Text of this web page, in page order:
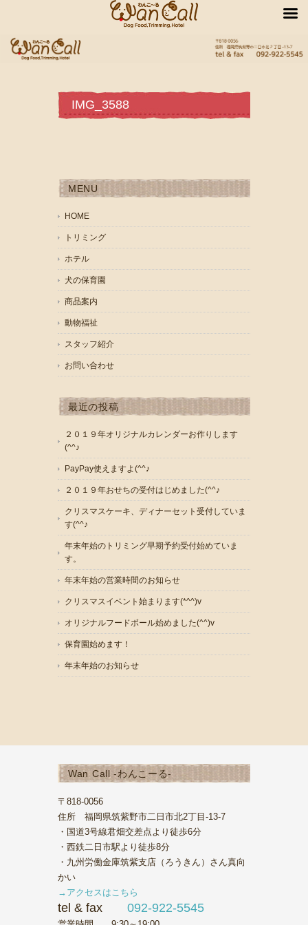
IMG_3588
MENU
HOME
トリミング
ホテル
犬の保育園
商品案内
動物福祉
スタッフ紹介
お問い合わせ
最近の投稿
２０１９年オリジナルカレンダーお作りします
(^^♪
PayPay使えますよ(^^♪
２０１９年おせちの受付はじめました(^^♪
クリスマスケーキ、ディナーセット受付していま
す(^^♪
年末年始のトリミング早期予約受付始めていま
す。
年末年始の営業時間のお知らせ
クリスマスイベント始まります(*^^)v
オリジナルフードボール始めました(^^)v
保育園始めます！
年末年始のお知らせ
Wan Call -わんこーる-
〒818-0056
住所 福岡県筑紫野市二日市北2丁目-13-7
・国道3号線君畑交差点より徒歩6分
・西鉄二日市駅より徒歩8分
・九州労働金庫筑紫支店（ろうきん）さん真向
かい
→アクセスはこちら
tel & fax 092-922-5545